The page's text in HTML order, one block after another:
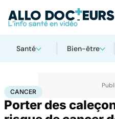
Santé Bien-être
AccueilSanté Cancer
CANCER
Porter des